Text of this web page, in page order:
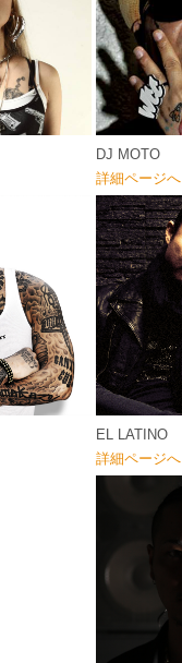
DJ MOTO
詳細ページへ
EL LATINO
詳細ページへ